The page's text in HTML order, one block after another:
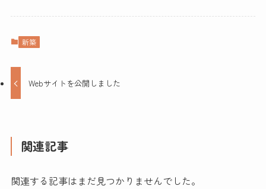
新築
Webサイトを公開しました
関連記事
関連する記事はまだ見つかりませんでした。